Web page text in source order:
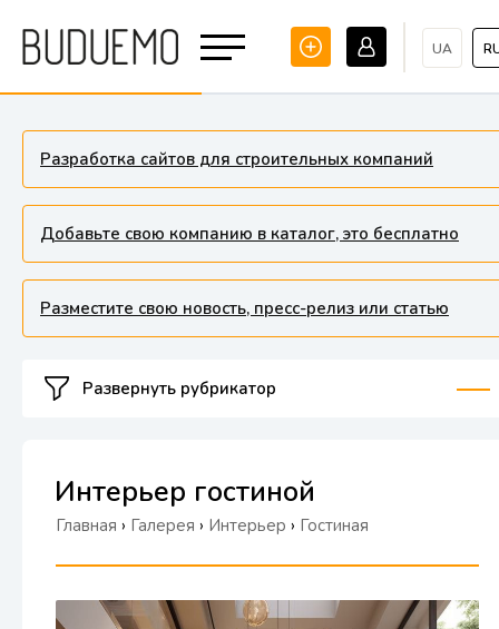
UA
Разработка сайтов для строительных компаний
Добавьте свою компанию в каталог, это бесплатно
Разместите свою новость, пресс-релиз или статью
Развернуть рубрикатор
Интерьер гостиной
Главная › Галерея › Интерьер › Гостиная